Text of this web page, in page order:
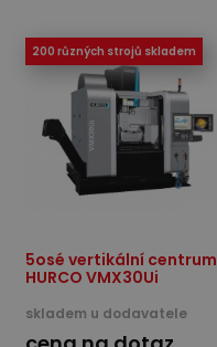
200 různých strojů skladem
5osé vertikální centrum
HURCO VMX30Ui
skladem u dodavatele